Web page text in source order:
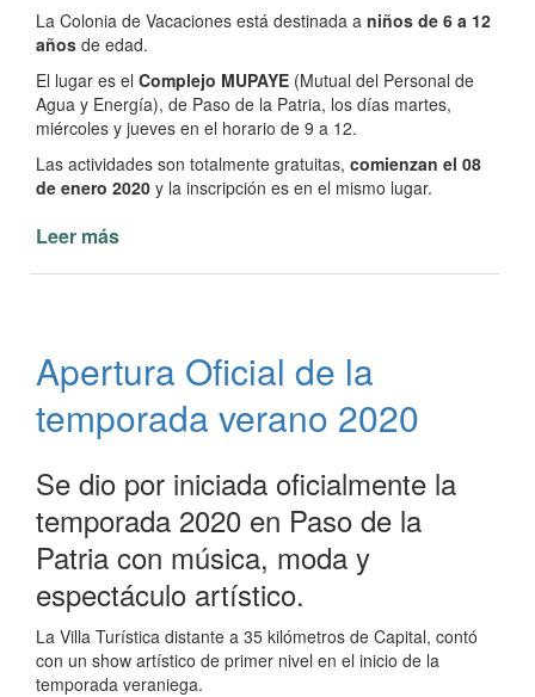
La Colonia de Vacaciones está destinada a niños de 6 a 12
años de edad.
El lugar es el Complejo MUPAYE (Mutual del Personal de
Agua y Energía), de Paso de la Patria, los días martes,
miércoles y jueves en el horario de 9 a 12.
Las actividades son totalmente gratuitas, comienzan el 08
de enero 2020 y la inscripción es en el mismo lugar.
Leer más
2020
Apertura Oficial de la
temporada verano 2020
Se dio por iniciada oficialmente la
temporada 2020 en Paso de la
Patria con música, moda y
espectáculo artístico.
La Villa Turística distante a 35 kilómetros de Capital, contó
con un show artístico de primer nivel en el inicio de la
temporada veraniega.